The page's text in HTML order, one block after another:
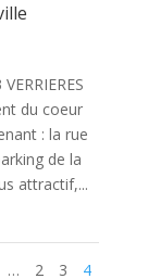
du coeur
: la rue
de la
attractif,...
… 2 3 4